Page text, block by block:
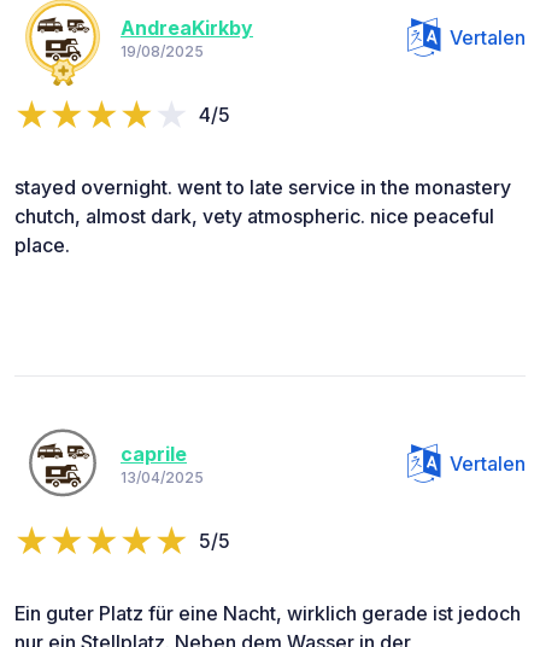
AndreaKirkby
19/08/2025
Vertalen
4/5
stayed overnight. went to late service in the monastery
chutch, almost dark, vety atmospheric. nice peaceful
place.
caprile
13/04/2025
Vertalen
5/5
Ein guter Platz für eine Nacht, wirklich gerade ist jedoch
nur ein Stellplatz. Neben dem Wasser in der